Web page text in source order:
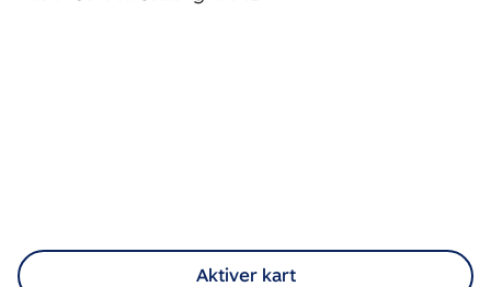
Aktiver kart